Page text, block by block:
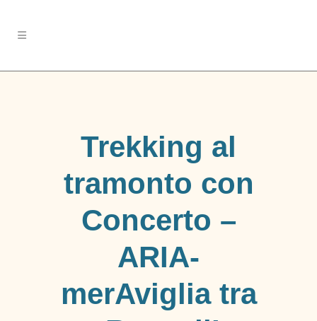
Trekking al
tramonto con
Concerto –
ARIA-
merAviglia tra